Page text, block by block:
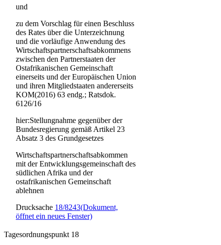
und
zu dem Vorschlag für einen Beschluss
des Rates über die Unterzeichnung
und die vorläufige Anwendung des
Wirtschaftspartnerschaftsabkommens
zwischen den Partnerstaaten der
Ostafrikanischen Gemeinschaft
einerseits und der Europäischen Union
und ihren Mitgliedstaaten andererseits
KOM(2016) 63 endg.; Ratsdok.
6126/16
hier:Stellungnahme gegenüber der
Bundesregierung gemäß Artikel 23
Absatz 3 des Grundgesetzes
Wirtschaftspartnerschaftsabkommen
mit der Entwicklungsgemeinschaft des
südlichen Afrika und der
ostafrikanischen Gemeinschaft
ablehnen
Drucksache 18/8243(Dokument,
öffnet ein neues Fenster)
Tagesordnungspunkt 18